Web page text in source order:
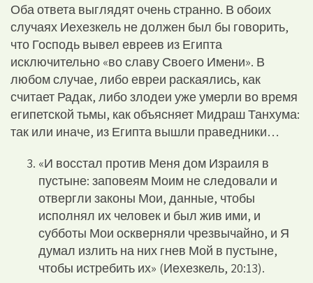
Оба ответа выглядят очень странно. В обоих
случаях Иехезкель не должен был бы говорить,
что Господь вывел евреев из Египта
исключительно «во славу Своего Имени». В
любом случае, либо евреи раскаялись, как
считает Радак, либо злодеи уже умерли во время
египетской тьмы, как объясняет Мидраш Танхума:
так или иначе, из Египта вышли праведники…
«И восстал против Меня дом Израиля в
пустыне: заповеям Моим не следовали и
отвергли законы Мои, данные, чтобы
исполнял их человек и был жив ими, и
субботы Мои оскверняли чрезвычайно, и Я
думал излить на них гнев Мой в пустыне,
чтобы истребить их» (Иехезкель, 20:13).